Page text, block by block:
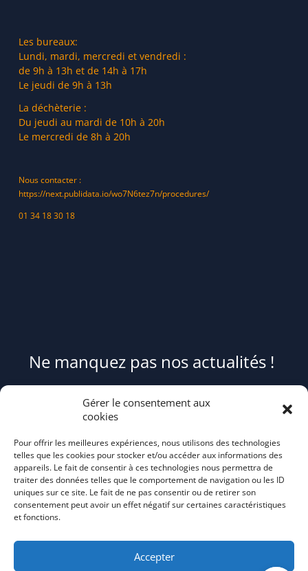
Gérer le consentement aux
cookies
Pour offrir les meilleures expériences, nous utilisons des technologies
telles que les cookies pour stocker et/ou accéder aux informations des
appareils. Le fait de consentir à ces technologies nous permettra de
traiter des données telles que le comportement de navigation ou les ID
uniques sur ce site. Le fait de ne pas consentir ou de retirer son
consentement peut avoir un effet négatif sur certaines caractéristiques
et fonctions.
Accepter
Les bureaux:
Lundi, mardi, mercredi et vendredi :
de 9h à 13h et de 14h à 17h
Le jeudi de 9h à 13h
La déchèterie :
Du jeudi au mardi de 10h à 20h
Le mercredi de 8h à 20h
Nous contacter :
https://next.publidata.io/wo7N6tez7n/procedures/
01 34 18 30 18
Ne manquez pas nos actualités !
conseils et astuces pour mieux trier et réduire vos déchets,
vous au flash info bi-mensuel Tri Action!